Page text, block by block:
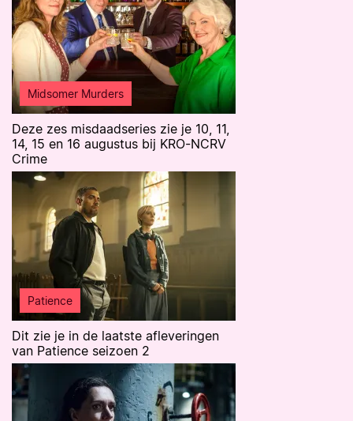
Midsomer Murders
Deze zes misdaadseries zie je 10, 11,
14, 15 en 16 augustus bij KRO-NCRV
Crime
Patience
Dit zie je in de laatste afleveringen
van Patience seizoen 2